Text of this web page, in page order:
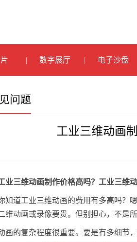
数字展厅 电子沙盘
问题
工业三维动画
业三维动画制作价格高吗？工业三维
知道工业三维动画的费用有多高吗？
维动画或录像要贵。但别担心，不是
画的复杂程度很重要。要是有多细节